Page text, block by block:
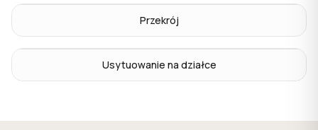
Przekrój
Usytuowanie na działce